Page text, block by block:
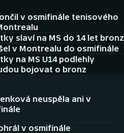
v osmifinále tenisového
slaví na MS do 14 let bronz
v Montrealu do osmifinále
na MS U14 podlehly
bojovat o bronz
neuspěla ani v
v osmifinále